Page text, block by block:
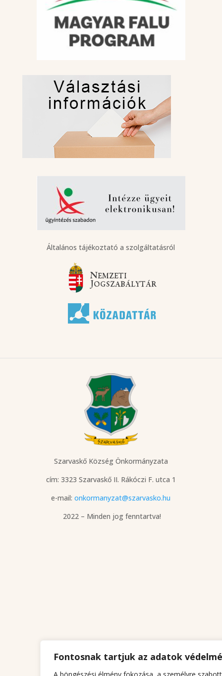
Fontosnak tartjuk az adatok
Általános tájékoztató a szolgáltatásról
Szarvaskő Község Önkormányzata
cím: 3323 Szarvaskő II. Rákóczi F. utca 1
e-mail:onkormanyzat@szarvasko.hu
2022 – Minden jog fenntartva!